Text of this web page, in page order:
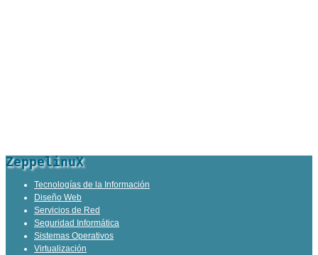
ZeppelinuX
Tecnologías de la Información
Diseño Web
Servicios de Red
Seguridad Informática
Sistemas Operativos
Virtualización